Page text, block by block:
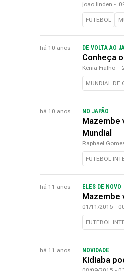
joao linden -
FUTEBOL
há 10 anos DE VOLTA AO
Conheça
Kênia Fialho -
MUNDIAL DE
há 10 anos NO JAPÃO
Mazembe
Mundial
Raphael
FUTEBOL
há 11 anos ELES DE NOVO
Mazembe
01/11/2015 -
FUTEBOL
há 11 anos NOVIDADE
Kidiaba